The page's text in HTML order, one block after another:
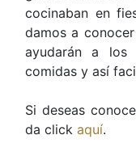
cocinaban en
damos a
ayudarán a los
comidas y así
Si deseas
da click aquí​.